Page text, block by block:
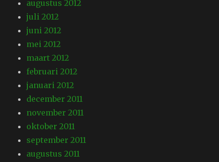
augustus 2012
juli 2012
juni 2012
mei 2012
maart 2012
februari 2012
januari 2012
december 2011
november 2011
oktober 2011
september 2011
augustus 2011